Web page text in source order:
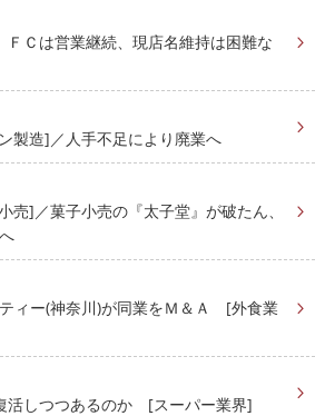
Ｃは営業継続、現店名維持は困難な
製造]／人手不足により廃業へ
]／菓子小売の『太子堂』が破たん、
ティー(神奈川)が同業をＭ＆Ａ [外食業
活しつつあるのか [スーパー業界]